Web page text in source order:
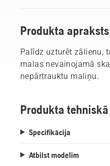
Produkta apraksts
Palīdz uzturēt zālienu,
malas nevainojamā
nepārtrauktu maliņu.
Produkta
Specifikācija
Atbilst modelim